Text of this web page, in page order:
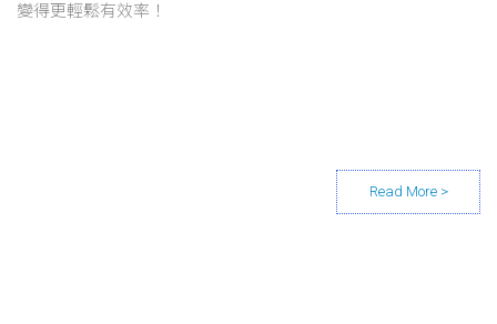
變得更輕鬆有效率！